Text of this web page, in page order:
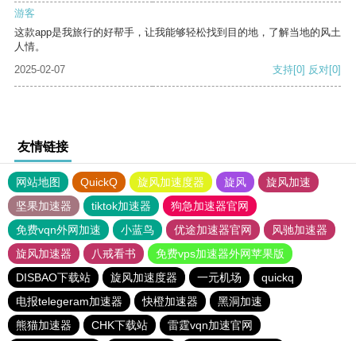
游客
这款app是我旅行的好帮手，让我能够轻松找到目的地，了解当地的风土
人情。
2025-02-07
支持[0] 反对[0]
友情链接
网站地图 QuickQ 旋风加速度器 旋风
旋风加速
坚果加速器
tiktok加速器
狗急加速器官网
免费vqn外网加速
小蓝鸟 优途加速器官网
风驰加速器
旋风加速器
八戒看书
免费vps加速器外网苹果版
DISBAO下载站
旋风加速度器 一元机场
quickq
电报telegeram加速器
快橙加速器
黑洞加速
熊猫加速器
CHK下载站 雷霆vqn加速官网